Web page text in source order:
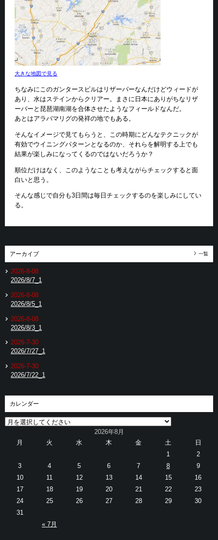
大きな地図で見る
ちなみにこのガンタースビルはリザーバーなんだけどウィードが
あり、水はステインからクリアー。まさに日本にありがちなリザ
ーバーと琵琶湖南湖を合体させたようなフィールドなんだ。
あとはアラバマリグの発祥の地でもある。
そんなイメージで見てもらうと、この時期にどんなテクニックが
有効でウイニングパターンとなるのか、それらを解明する上でも
結果が楽しみになってくるのではないだろうか？
順位だけはなく、このようなことも考えながらチェックすると面
白いと思う。
そんな感じで自分も3日間は毎日チェックするのを楽しみにしてい
る。
アーカイブ 一覧
2026-8-08
2026/8/7_1
2026-8-08
2026/8/5_1
2026-8-08
2026/8/3_1
2026-7-30
2026/7/27_1
2026-7-30
2026/7/22_1
カレンダー
2026年8月
月
火 水 木 金 土 日
« 7月
1
2
3
4 5 6 7 8
9
10
11 12 13 14 15
16
17
18 19 20 21 22
23
24
25 26 27 28 29
30
31